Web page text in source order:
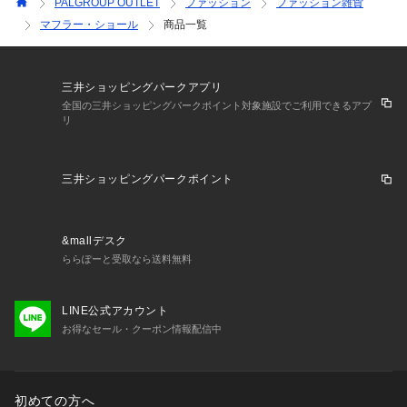
PALGROUP OUTLET ファッション
ファッション雑貨
マフラー・ショール
商品一覧
三井ショッピングパークアプリ
全国の三井ショッピングパークポイント対象施設でご利用できるアプ
リ
三井ショッピングパークポイント
&mallデスク
ららぽーと受取なら送料無料
LINE公式アカウント
お得なセール・クーポン情報配信中
初めての方へ